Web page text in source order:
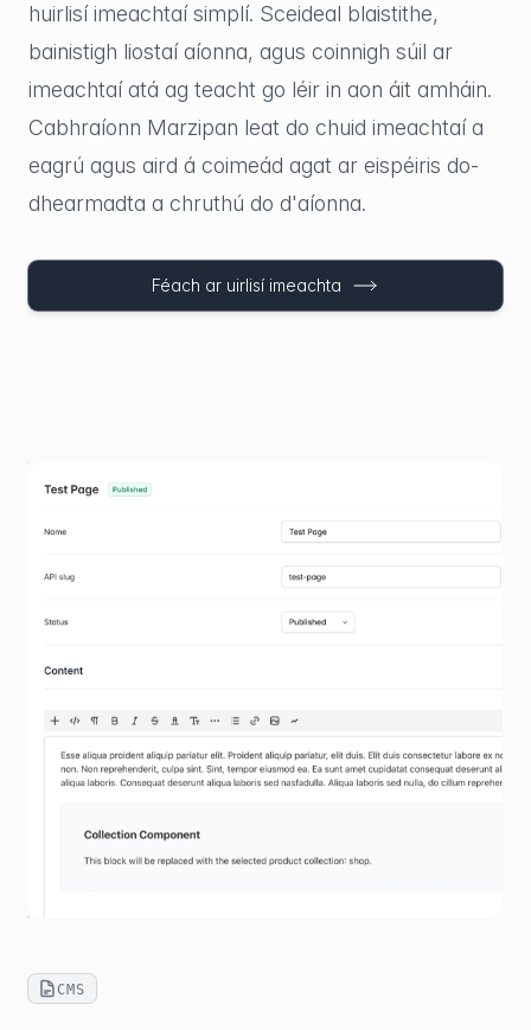
huirlisí imeachtaí simplí. Sceideal blaistithe,
bainistigh liostaí aíonna, agus coinnigh súil ar
imeachtaí atá ag teacht go léir in aon áit amháin.
Cabhraíonn Marzipan leat do chuid imeachtaí a
eagrú agus aird á coimeád agat ar eispéiris do-
dhearmadta a chruthú do d'aíonna.
Féach ar uirlisí imeachta
CMS